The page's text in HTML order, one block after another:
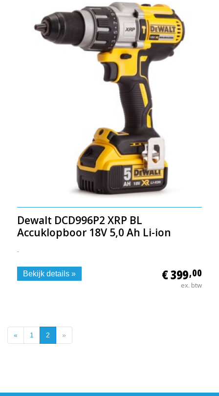
Dewalt DCD996P2 XRP BL
Accuklopboor 18V 5,0 Ah Li-ion
-
€ 399,00
ex. btw
Bekijk details »
« Vorige1 2 »